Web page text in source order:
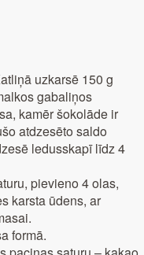
uzkarsē 150 g
gabaliņos
kamēr šokolāde ir
atdzesēto saldo
ledusskapī līdz 4
pievieno 4 olas,
karsta ūdens, ar
formā.